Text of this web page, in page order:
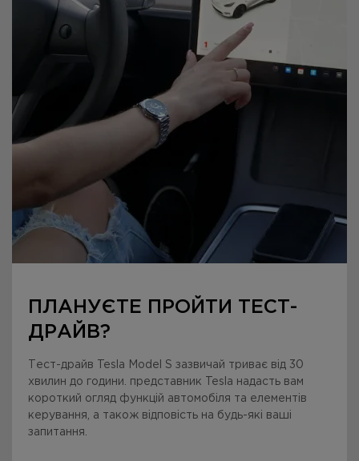
прискорення. На відміну від бензинових автомобілів, Tesla
не потребує витрат на бензин або дизельне паливо, що
знижує загальні витрати на утримання автомобіля.
ПЛАНУЄТЕ ПРОЙТИ ТЕСТ-
ДРАЙВ?
Тест-драйв Tesla Model S зазвичай триває від 30
хвилин до години. представник Tesla надасть вам
короткий огляд функцій автомобіля та елементів
керування, а також відповість на будь-які ваші
запитання.